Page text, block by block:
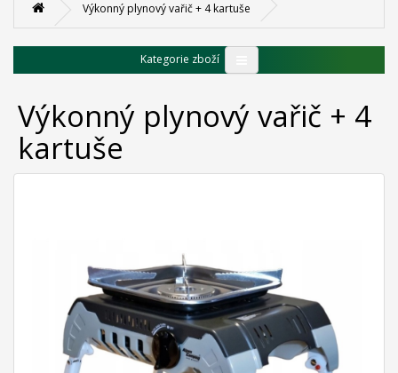
Výkonný plynový vařič + 4 kartuše
Kategorie zboží
Výkonný plynový vařič + 4
kartuše